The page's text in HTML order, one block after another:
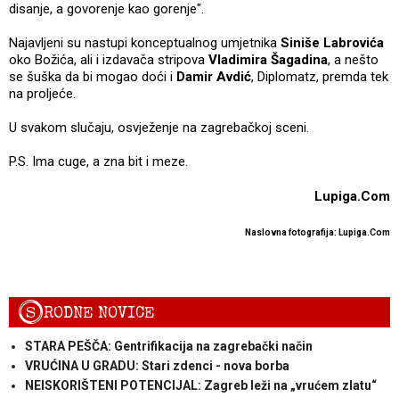
disanje, a govorenje kao gorenje".
Najavljeni su nastupi konceptualnog umjetnika Siniše Labrovića
oko Božića, ali i izdavača stripova Vladimira Šagadina, a nešto
se šuška da bi mogao doći i Damir Avdić, Diplomatz, premda tek
na proljeće.
U svakom slučaju, osvježenje na zagrebačkoj sceni.
P.S. Ima cuge, a zna bit i meze.
Lupiga.Com
Naslovna fotografija: Lupiga.Com
SRODNE NOVICE
STARA PEŠČA: Gentrifikacija na zagrebački način
VRUĆINA U GRADU: Stari zdenci - nova borba
NEISKORIŠTENI POTENCIJAL: Zagreb leži na „vrućem zlatu“